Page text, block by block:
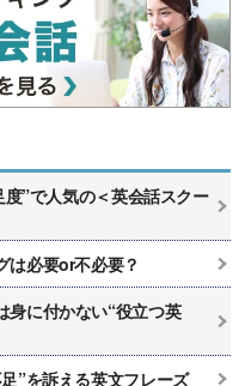
”で人気の＜英会話スクー
必要or不必要？
に付かない“役立つ英
”を訴える英文フレーズ